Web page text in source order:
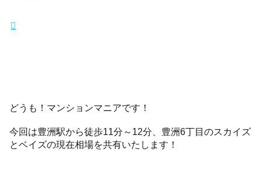
どうも！マンションマニアです！
今回は豊洲駅から徒歩11分～12分、豊洲6丁目のスカイズ
とベイズの現在相場を共有いたします！